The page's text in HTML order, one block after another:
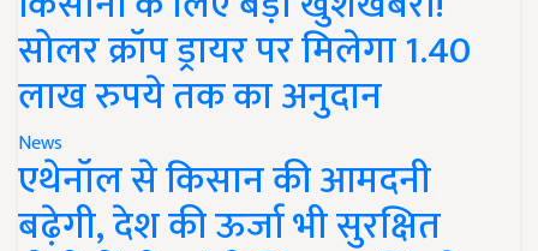
सोलर क्रॉप ड्रायर पर मिलेगा 1.40
लाख रुपये तक का अनुदान
News
एथेनॉल से किसान की आमदनी
बढ़ेगी, देश की ऊर्जा भी सुरक्षित